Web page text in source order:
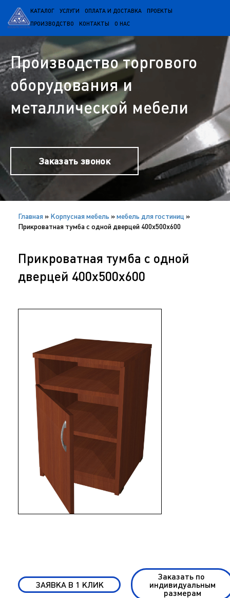
КАТАЛОГ УСЛУГИ ОПЛАТА И ДОСТАВКА ПРОЕКТЫ
ПРОИЗВОДСТВО КОНТАКТЫ О НАС
Производство торгового
оборудования и
металлической мебели
Заказать звонок
Главная » Корпусная мебель »мебель для гостиниц »
Прикроватная тумба с одной дверцей 400х500х600
Прикроватная тумба с одной
дверцей 400х500х600
ЗАЯВКА В 1 КЛИК
Заказать по
индивидуальным
размерам